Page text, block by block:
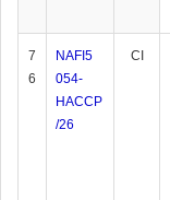
7
6
NAFI5
054-
HACCP
/26
CI